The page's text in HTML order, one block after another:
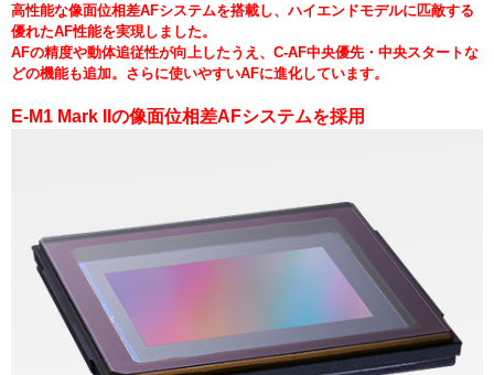
高性能な像面位相差AFシステムを搭載し、ハイエンドモデルに匹敵する
優れたAF性能を実現しました。
AFの精度や動体追従性が向上したうえ、C-AF中央優先・中央スタートな
どの機能も追加。さらに使いやすいAFに進化しています。
E-M1 Mark IIの像面位相差AFシステムを採用